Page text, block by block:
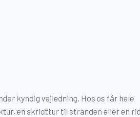
kyndig vejledning. Hos os får hele
en skridttur til stranden eller en